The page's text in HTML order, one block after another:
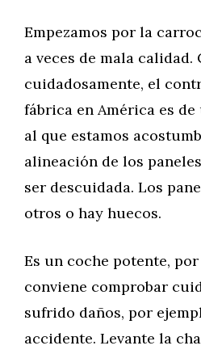
Empezamos por la
a veces de mala calidad.
cuidadosamente, el
fábrica en América es
al que estamos
alineación de los
ser descuidada. Los
otros o hay huecos.
Es un coche potente,
conviene comprobar
sufrido daños, por
accidente. Levante la